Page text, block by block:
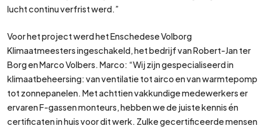
lucht continu verfrist werd.”
Voor het project werd het Enschedese Volborg
Klimaatmeesters ingeschakeld, het bedrijf van Robert-Jan ter
Borg en Marco Volbers. Marco: “Wij zijn gespecialiseerd in
klimaatbeheersing: van ventilatie tot airco en van warmtepomp
tot zonnepanelen. Met achttien vakkundige medewerkers er
ervaren F-gassen monteurs, hebben we de juiste kennis én
certificaten in huis voor dit werk. Zulke gecertificeerde mensen